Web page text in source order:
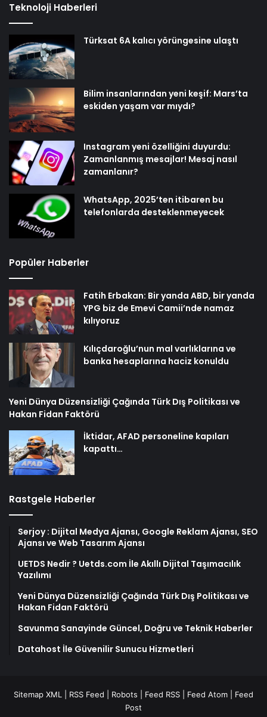
Teknoloji Haberleri
Türksat 6A kalıcı yörüngesine ulaştı
Bilim insanlarından yeni keşif: Mars’ta
eskiden yaşam var mıydı?
Instagram yeni özelliğini duyurdu:
Zamanlanmış mesajlar! Mesaj nasıl
zamanlanır?
WhatsApp, 2025’ten itibaren bu
telefonlarda desteklenmeyecek
Popüler Haberler
Fatih Erbakan: Bir yanda ABD, bir yanda
YPG biz de Emevi Camii’nde namaz
kılıyoruz
Kılıçdaroğlu’nun mal varlıklarına ve
banka hesaplarına haciz konuldu
Yeni Dünya Düzensizliği Çağında Türk Dış Politikası ve
Hakan Fidan Faktörü
İktidar, AFAD personeline kapıları
kapattı…
Rastgele Haberler
Serjoy : Dijital Medya Ajansı, Google Reklam Ajansı, SEO
Ajansı ve Web Tasarım Ajansı
UETDS Nedir ? Uetds.com İle Akıllı Dijital Taşımacılık
Yazılımı
Yeni Dünya Düzensizliği Çağında Türk Dış Politikası ve
Hakan Fidan Faktörü
Savunma Sanayinde Güncel, Doğru ve Teknik Haberler
Datahost İle Güvenilir Sunucu Hizmetleri
Sitemap XML RSS Feed Robots Feed RSS Feed Atom
Feed
Post